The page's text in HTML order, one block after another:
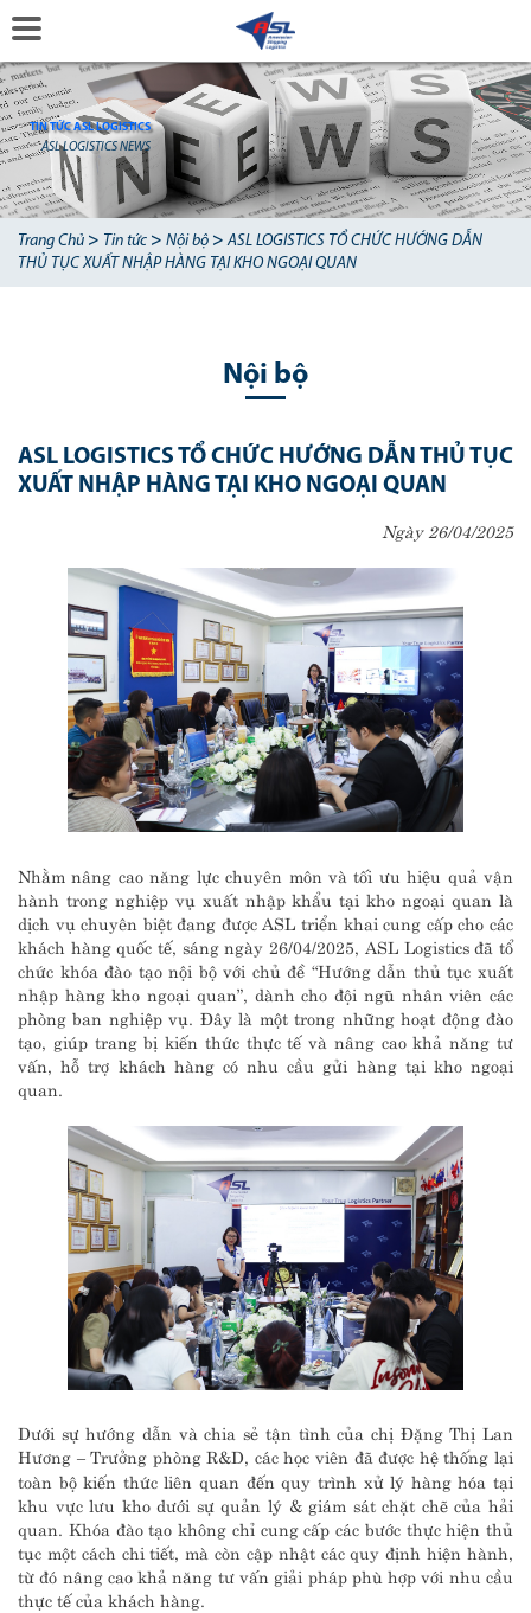
TIN TỨC ASL LOGISTICS
ASL LOGISTICS NEWS
Trang Chủ > Tin tức > Nội bộ >ASL LOGISTICS TỔ CHỨC HƯỚNG DẪN
THỦ TỤC XUẤT NHẬP HÀNG TẠI KHO NGOẠI QUAN
Nội bộ
ASL LOGISTICS TỔ CHỨC HƯỚNG DẪN THỦ TỤC
XUẤT NHẬP HÀNG TẠI KHO NGOẠI QUAN
Ngày 26/04/2025
Nhằm nâng cao năng lực chuyên môn và tối ưu hiệu quả vận
hành trong nghiệp vụ xuất nhập khẩu tại kho ngoại quan là
dịch vụ chuyên biệt đang được ASL triển khai cung cấp cho các
khách hàng quốc tế, sáng ngày 26/04/2025, ASL Logistics đã tổ
chức khóa đào tạo nội bộ với chủ đề “Hướng dẫn thủ tục xuất
nhập hàng kho ngoại quan”, dành cho đội ngũ nhân viên các
phòng ban nghiệp vụ. Đây là một trong những hoạt động đào
tạo, giúp trang bị kiến thức thực tế và nâng cao khả năng tư
vấn, hỗ trợ khách hàng có nhu cầu gửi hàng tại kho ngoại
quan.
Dưới sự hướng dẫn và chia sẻ tận tình của chị Đặng Thị Lan
Hương – Trưởng phòng R&D, các học viên đã được hệ thống lại
toàn bộ kiến thức liên quan đến quy trình xử lý hàng hóa tại
khu vực lưu kho dưới sự quản lý & giám sát chặt chẽ của hải
quan. Khóa đào tạo không chỉ cung cấp các bước thực hiện thủ
tục một cách chi tiết, mà còn cập nhật các quy định hiện hành,
từ đó nâng cao khả năng tư vấn giải pháp phù hợp với nhu cầu
thực tế của khách hàng.